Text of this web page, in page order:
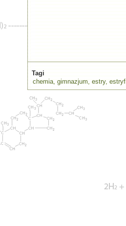
Tagi
chemia, gimnazjum, estry,